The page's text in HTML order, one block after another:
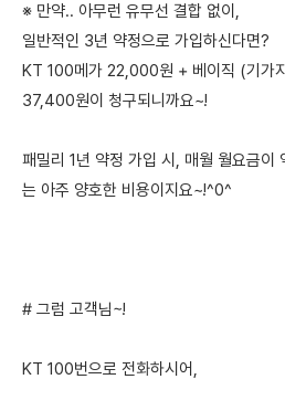
※ 만약.. 아무런 유무선 결합 없이,
일반적인 3년 약정으로 가입하신다면?
KT 100메가 22,000원 + 베이직 (기가
37,400원이 청구되니까요~!
패밀리 1년 약정 가입 시, 매월 월요금이
는 아주 양호한 비용이지요~!^0^
# 그럼 고객님~!
KT 100번으로 전화하시어,